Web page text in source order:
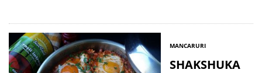
MANCARURI
SHAKSHUKA